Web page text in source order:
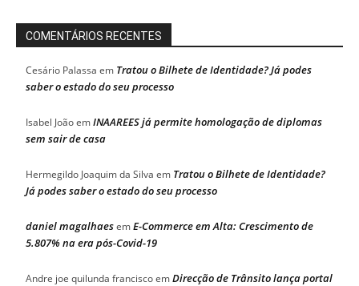
COMENTÁRIOS RECENTES
Cesário Palassa em Tratou o Bilhete de Identidade? Já podes
saber o estado do seu processo
Isabel JoãoemINAAREES já permite homologação de diplomas
sem sair de casa
Hermegildo Joaquim da Silva em Tratou o Bilhete de Identidade?
Já podes saber o estado do seu processo
daniel magalhaesemE-Commerce em Alta: Crescimento de
5.807% na era pós-Covid-19
Andre joe quilunda franciscoemDirecção de Trânsito lança portal